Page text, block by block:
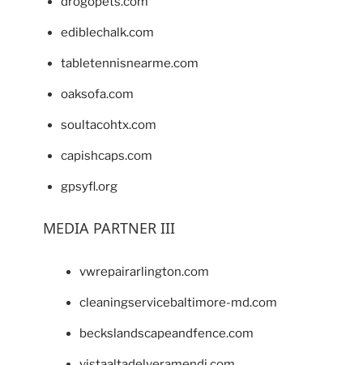
ediblechalk.com
tabletennisnearme.com
oaksofa.com
soultacohtx.com
capishcaps.com
gpsyfl.org
MEDIA PARTNER III
vwrepairarlington.com
cleaningservicebaltimore-md.com
beckslandscapeandfence.com